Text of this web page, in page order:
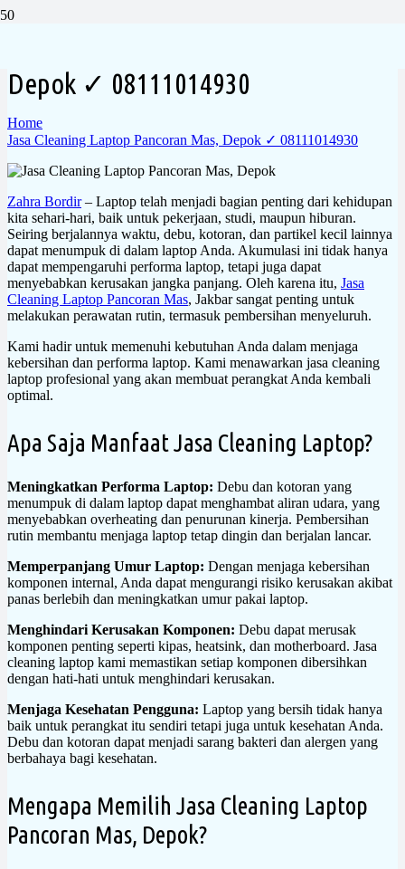
Depok ✓ 08111014930
Home
Jasa Cleaning Laptop Pancoran Mas, Depok ✓ 08111014930
Zahra Bordir– Laptop telah menjadi bagian penting dari kehidupan
kita sehari-hari, baik untuk pekerjaan, studi, maupun hiburan.
Seiring berjalannya waktu, debu, kotoran, dan partikel kecil lainnya
dapat menumpuk di dalam laptop Anda. Akumulasi ini tidak hanya
dapat mempengaruhi performa laptop, tetapi juga dapat
menyebabkan kerusakan jangka panjang. Oleh karena itu, Jasa
Cleaning Laptop Pancoran Mas, Jakbar sangat penting untuk
melakukan perawatan rutin, termasuk pembersihan menyeluruh.
Kami hadir untuk memenuhi kebutuhan Anda dalam menjaga
kebersihan dan performa laptop. Kami menawarkan jasa cleaning
laptop profesional yang akan membuat perangkat Anda kembali
optimal.
Apa Saja Manfaat Jasa Cleaning Laptop?
Meningkatkan Performa Laptop: Debu dan kotoran yang
menumpuk di dalam laptop dapat menghambat aliran udara, yang
menyebabkan overheating dan penurunan kinerja. Pembersihan
rutin membantu menjaga laptop tetap dingin dan berjalan lancar.
Memperpanjang Umur Laptop: Dengan menjaga kebersihan
komponen internal, Anda dapat mengurangi risiko kerusakan akibat
panas berlebih dan meningkatkan umur pakai laptop.
Menghindari Kerusakan Komponen: Debu dapat merusak
komponen penting seperti kipas, heatsink, dan motherboard. Jasa
cleaning laptop kami memastikan setiap komponen dibersihkan
dengan hati-hati untuk menghindari kerusakan.
Menjaga Kesehatan Pengguna: Laptop yang bersih tidak hanya
baik untuk perangkat itu sendiri tetapi juga untuk kesehatan Anda.
Debu dan kotoran dapat menjadi sarang bakteri dan alergen yang
berbahaya bagi kesehatan.
Mengapa Memilih Jasa Cleaning Laptop
Pancoran Mas, Depok?